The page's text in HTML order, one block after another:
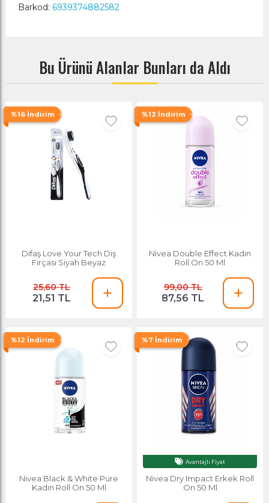
Barkod: 6939374882582
Bu Ürünü Alanlar Bunları da Aldı
%16 İndirim
Difaş Love Your Tech Diş
Fırçası Siyah Beyaz
25,60 TL
21,51 TL
%12 İndirim
Nivea Double Effect Kadın
Roll On 50 Ml
99,00 TL
87,56 TL
%12 İndirim
Nivea Black & White Pure
Kadın Roll On 50 Ml
%7 İndirim
Avantajlı Fiyat
Nivea Dry Impact Erkek Roll
On 50 Ml